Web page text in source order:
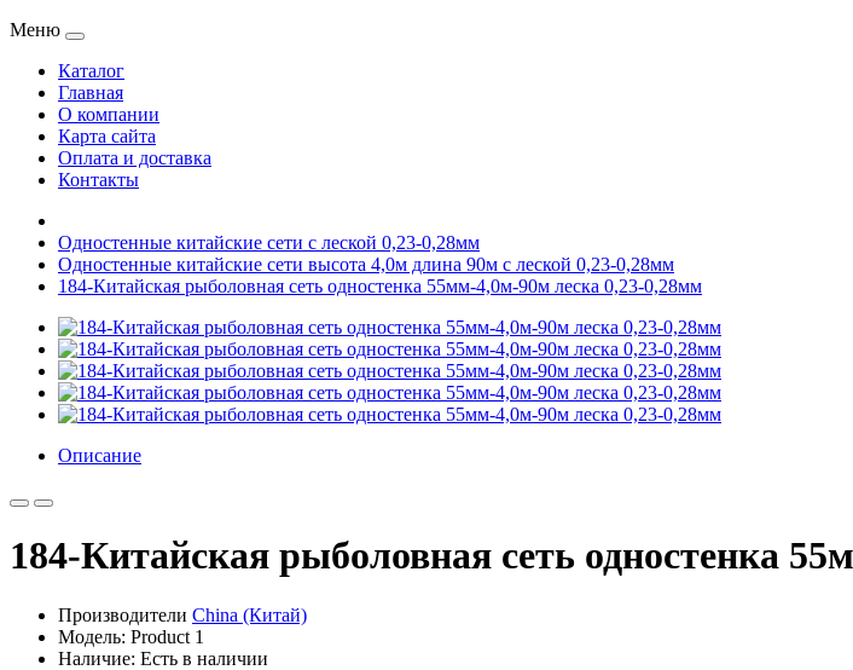
Меню
Каталог
Главная
О компании
Карта сайта
Оплата и доставка
Контакты
Одностенные китайские сети с леской 0,23-0,28мм
Одностенные китайские сети высота 4,0м длина 90м с леской 0,23-0,28мм
184-Китайская рыболовная сеть одностенка 55мм-4,0м-90м леска 0,23-0,28мм
Описание
184-Китайская рыболовная сеть одностенка
Производители China (Китай)
Модель: Product 1
Наличие: Есть в наличии